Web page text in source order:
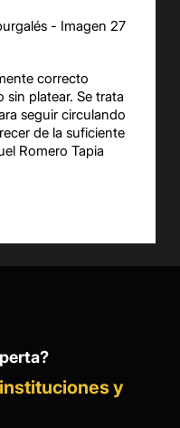
correcto
platear. Se trata
seguir circulando
de la suficiente
Romero Tapia
y